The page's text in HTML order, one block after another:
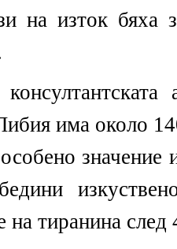
на изток бяха
има около
значение
на тиранина